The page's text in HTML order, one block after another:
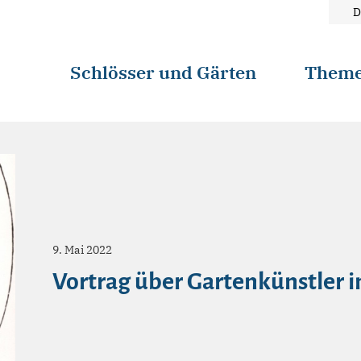
Schlösser und Gärten
9. Mai 2022
Vortrag über Gartenkünstler